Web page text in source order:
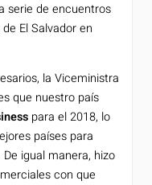
serie de encuentros
El Salvador en
la Viceministra
que nuestro país
para el 2018, lo
países para
igual manera, hizo
con que